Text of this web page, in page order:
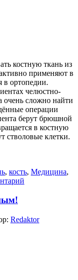
костную ткань из
применяют в
в ортопедии.
челюстно-
очень сложно найти
операции
берут брюшной
в костную
стволовые клетки.
, кость, Медицина,
Redaktor